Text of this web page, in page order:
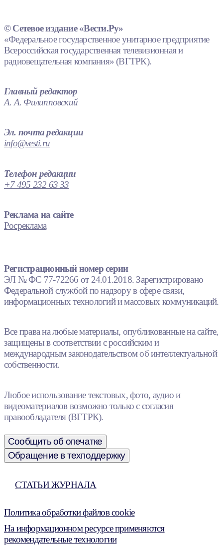
© Сетевое издание «Вести.Ру»
«Федеральное государственное унитарное предприятие
Всероссийская государственная телевизионная и
радиовещательная компания» (ВГТРК).
Главный редактор
А. А. Филипповский
Эл. почта редакции
info@vesti.ru
Телефон редакции
+7 495 232 63 33
Реклама на сайте
Росреклама
Регистрационный номер серии
ЭЛ № ФС 77-72266 от 24.01.2018. Зарегистрировано
Федеральной службой по надзору в сфере связи,
информационных технологий и массовых коммуникаций.
Все права на любые материалы, опубликованные на сайте,
защищены в соответствии с российским и
международным законодательством об интеллектуальной
собственности.
Любое использование текстовых, фото, аудио и
видеоматериалов возможно только с согласия
правообладателя (ВГТРК).
Сообщить об опечатке
Обращение в техподдержку
СТАТЬИ ЖУРНАЛА
Политика обработки файлов cookie
На информационном ресурсе применяются
рекомендательные технологии